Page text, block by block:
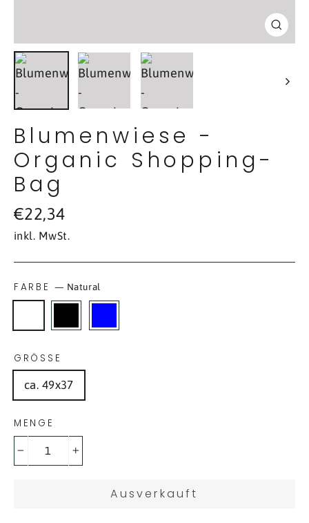
Blumenwiese -
Organic Shopping-
Bag
Normaler
Preis
€22,34
inkl. MwSt.
FARBE— Natural
GRÖSSE
ca. 49x37
MENGE
Ausverkauft